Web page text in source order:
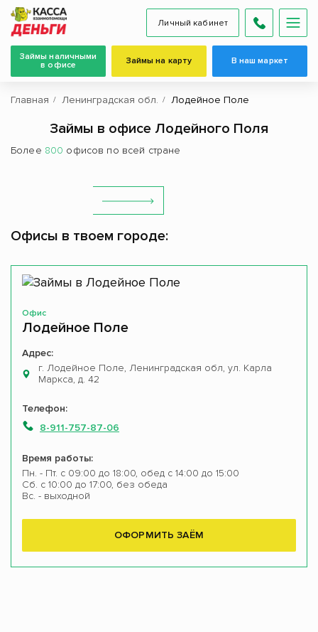
Личный кабинет
Займы наличными
в офисе
Займы на карту В наш маркет
Главная Ленинградская обл. Лодейное Поле
Займы в офисе Лодейного Поля
Более 800 офисов по всей стране
Офисы в твоем городе:
Офис
Лодейное Поле
Адрес:
г. Лодейное Поле, Ленинградская обл, ул. Карла
Маркса, д. 42
Телефон:
8-911-757-87-06
Время работы:
Пн. - Пт. с 09:00 до 18:00, обед с 14:00 до 15:00
Сб. с 10:00 до 17:00, без обеда
Вс. - выходной
ОФОРМИТЬ ЗАЁМ